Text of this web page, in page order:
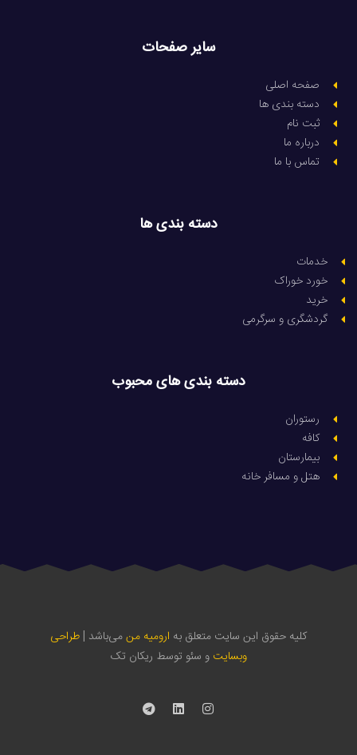
سایر صفحات
صفحه اصلی
دسته بندی ها
ثبت نام
درباره ما
تماس با ما
دسته بندی ها
خدمات
خورد خوراک
خرید
گردشگری و سرگرمی
دسته بندی های محبوب
رستوران
کافه
بیمارستان
هتل و مسافر خانه
کلیه حقوق این سایت متعلق به ارومیه منمی‌باشد | طراحی
وبسایت و سئو توسط ریکان تک